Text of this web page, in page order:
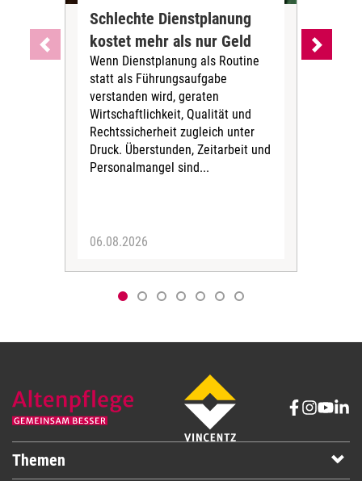
Schlechte Dienstplanung
kostet mehr als nur Geld
Wenn Dienstplanung als Routine
statt als Führungsaufgabe
verstanden wird, geraten
Wirtschaftlichkeit, Qualität und
Rechtssicherheit zugleich unter
Druck. Überstunden, Zeitarbeit und
Personalmangel sind...
06.08.2026
Themen